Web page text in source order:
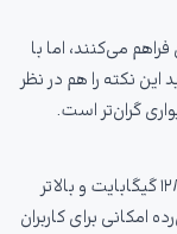
می‌کنند، اما با
این نکته را هم در نظر
گران‌تر است.
با وجود اینکه گوشی‌های موبایل در حافظه‌های ۱۲۸ گیگابایت و بالاتر
برای کاربران